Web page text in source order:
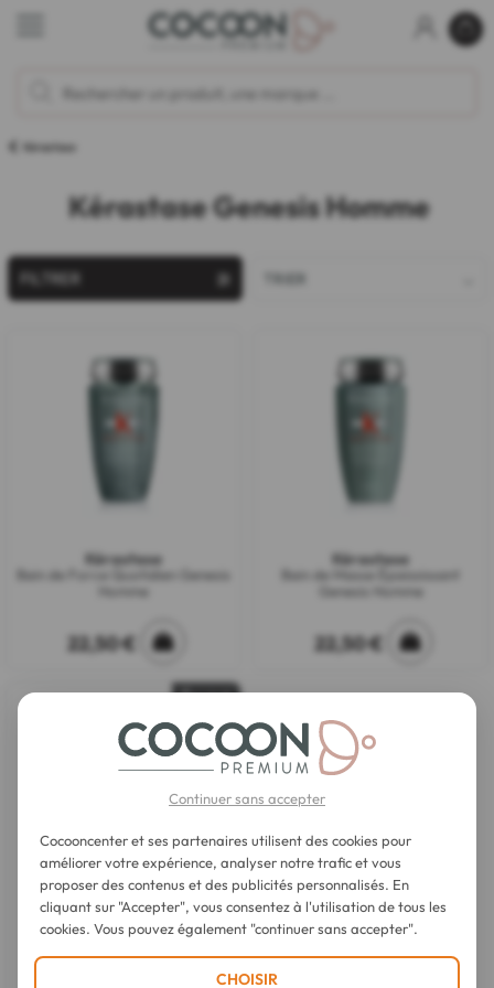
Kérastase
Kérastase Genesis Homme
FILTRER
Kérastase
Bain de Force Quotidien Genesis
Homme
22,50 €
Kérastase
Bain de Masse Épaississant
Genesis Homme
22,50 €
Épuisé
Kérastase
Sérum Anti-chute Fortifiant
Genesis Homme
Continuer sans accepter
Cocooncenter et ses partenaires utilisent des cookies pour
améliorer votre expérience, analyser notre trafic et vous
proposer des contenus et des publicités personnalisés. En
cliquant sur "Accepter", vous consentez à l'utilisation de tous les
cookies. Vous pouvez également "continuer sans accepter".
CHOISIR